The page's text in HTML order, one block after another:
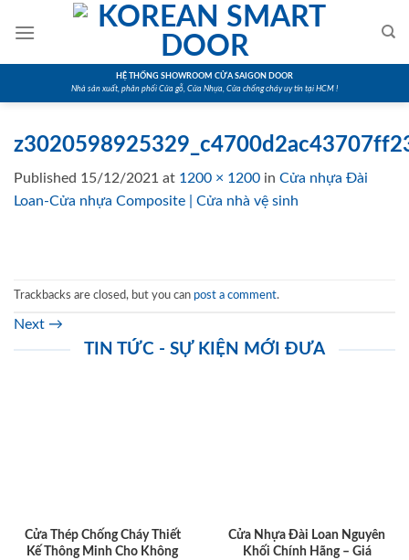
HỆ THỐNG SHOWROOM CỬA SAIGON DOOR
Nhà sản xuất, phân phối Cửa gỗ, Cửa Nhựa, Cửa chống cháy uy tín tại HCM !
Published 15/12/2021 at 1200 × 1200 in Cửa nhựa Đài
Loan-Cửa nhựa Composite | Cửa nhà vệ sinh
Trackbacks are closed, but you can post a comment.
Next →
TIN TỨC - SỰ KIỆN MỚI ĐƯA
Cửa Thép Chống Cháy Thiết
Kế Thông Minh Cho Không
Cửa Nhựa Đài Loan Nguyên
Khối Chính Hãng – Giá